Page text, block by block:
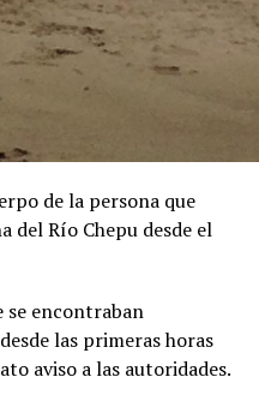
de la persona que
del Río Chepu desde el
se encontraban
las primeras horas
aviso a las autoridades.